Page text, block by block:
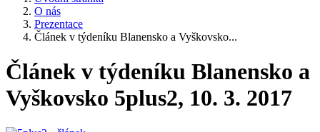
O nás
Prezentace
Článek v týdeníku Blanensko a Vyškovsko...
Článek v týdeníku Blanensko a
Vyškovsko 5plus2, 10. 3. 2017